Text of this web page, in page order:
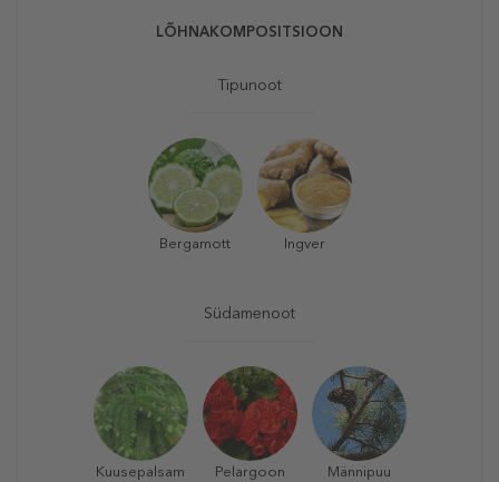
LÕHNAKOMPOSITSIOON
Tipunoot
Bergamott Ingver
Südamenoot
Kuusepalsam Pelargoon Männipuu